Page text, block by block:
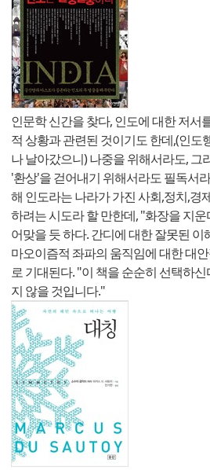
인문학 신간을 찾다, 인도에 대한 저서
적 상황과 관련된 것이기도 한데,(인도
나 날아갔으니) 나중을 위해서라도, 그
'환상'을 걷어내기 위해서라도 필독서
해 인도라는 나라가 가진 사회,정치,경
하려는 시도라 할 만한데, "화장을 지
어맞을 듯 하다. 간디에 대한 잘못된
마오이즘적 좌파의 움직임에 대한 대
로 기대된다. "이 책을 순순히 선택하
지 않을 것입니다."